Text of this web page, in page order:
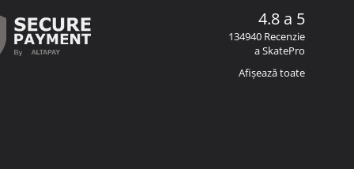
4.8 a 5
134940 Recenzie
a SkatePro
Afișează toate